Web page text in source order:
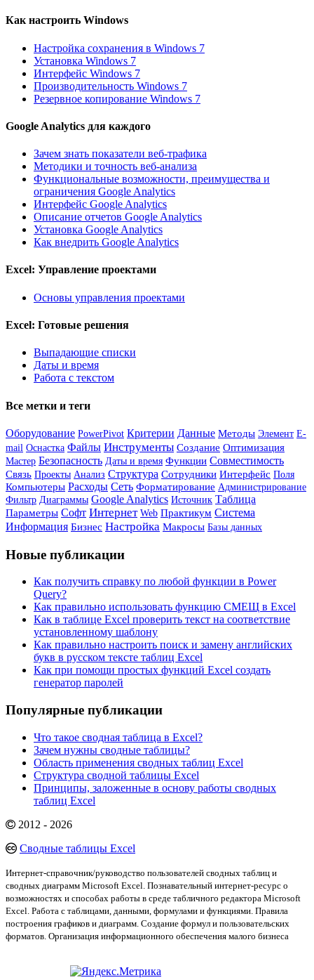
Как настроить Windows
Настройка сохранения в Windows 7
Установка Windows 7
Интерфейс Windows 7
Производительность Windows 7
Резервное копирование Windows 7
Google Analytics для каждого
Зачем знать показатели веб-трафика
Методики и точность веб-анализа
Функциональные возможности, преимущества и
ограничения Google Analytics
Интерфейс Google Analytics
Описание отчетов Google Analytics
Установка Google Analytics
Как внедрить Google Analytics
Excel: Управление проектами
Основы управления проектами
Excel: Готовые решения
Выпадающие списки
Даты и время
Работа с текстом
Все метки и теги
Оборудование PowerPivot Критерии Данные Методы Элемент E-
mail Оснастка Файлы Инструменты Создание Оптимизация
Мастер Безопасность Даты и время Функции Совместимость
Связь Проекты Анализ Структура Сотрудники Интерфейс Поля
Компьютеры Расходы Сеть Форматирование Администрирование
Фильтр Диаграммы Google Analytics Источник Таблица
Параметры Софт Интернет Web Практикум Система
Информация Бизнес Настройка Макросы Базы данных
Новые публикации
Как получить справку по любой функции в Power
Query?
Как правильно использовать функцию СМЕЩ в Excel
Как в таблице Excel проверить текст на соответствие
установленному шаблону
Как правильно настроить поиск и замену английских
букв в русском тексте таблиц Excel
Как при помощи простых функций Excel создать
генератор паролей
Популярные публикации
Что такое сводная таблица в Excel?
Зачем нужны сводные таблицы?
Область применения сводных таблиц Excel
Структура сводной таблицы Excel
Принципы, заложенные в основу работы сводных
таблиц Excel
2012 - 2026
Сводные таблицы Excel
Интернет-справочник/руководство пользователей сводных таблиц и
сводных диаграмм Microsoft Excel. Познавательный интернет-ресурс о
возможностях и способах работы в среде табличного редактора Microsoft
Excel. Работа с таблицами, данными, формулами и функциями. Правила
построения графиков и диаграмм. Создание формул и пользовательских
форматов. Организация информационного обеспечения малого бизнеса